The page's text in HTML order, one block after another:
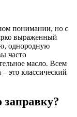
понимании, но с
выраженный
однородную
часто
масло. Всем
– это классический